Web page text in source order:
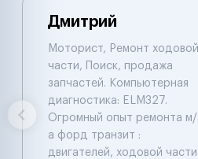
Дмитрий
Моторист, Ремонт ходовой
части, Поиск, продажа
запчастей. Компьютерная
диагностика: ELM327.
Огромный опыт ремонта м/
а форд транзит :
двигателей, ходовой части